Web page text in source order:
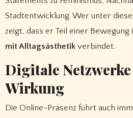
Stadtentwicklung. Wer unter
zeigt, dass er Teil einer Bewegung
mit Alltagsästhetikverbindet.
Digitale
Wirkung
Die Online-Präsenz führt auch